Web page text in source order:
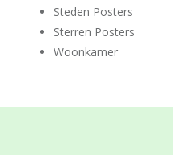
Steden Posters
Sterren Posters
Woonkamer